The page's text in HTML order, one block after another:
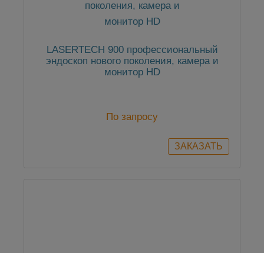
LASERTECH 900 профессиональный
эндоскоп нового поколения, камера и
монитор HD
По запросу